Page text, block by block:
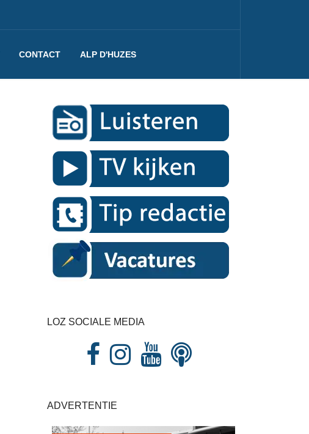
CONTACT ALP D'HUZES
LOZ SOCIALE MEDIA
ADVERTENTIE